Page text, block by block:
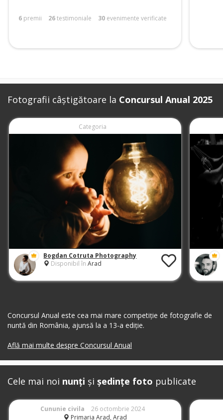
6 premii 26testimoniale 30 evenimente verificate
Fotografii câștigătoare la Concursul Anual 2025
Categoria
Bogdan Cotruta Photography
Disponibil în Arad
Concursul Anual este cea mai mare competiție de fotografie de
nuntă din România, ajunsă la a 13-a ediție.
Află mai multe despre Concursul Anual
Cele mai noi nunți și ședințe foto publicate
Cununie civila
26 octombrie 2024
Primaria Arad, Arad